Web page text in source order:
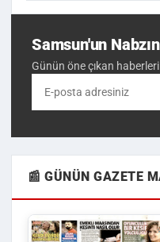
Samsun'un
Günün öne çıkan
📰 GÜNÜN GAZETE